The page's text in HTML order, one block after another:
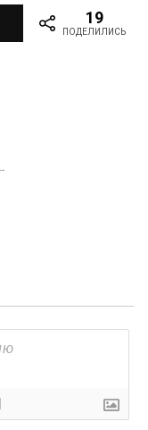
Комментарии 19
ПОДЕЛИЛИСЬ